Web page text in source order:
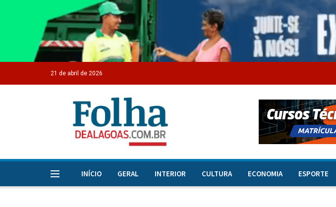
21 de abril de 2026
INÍCIO GERAL INTERIOR CULTURA ECONOMIA ESPORTE